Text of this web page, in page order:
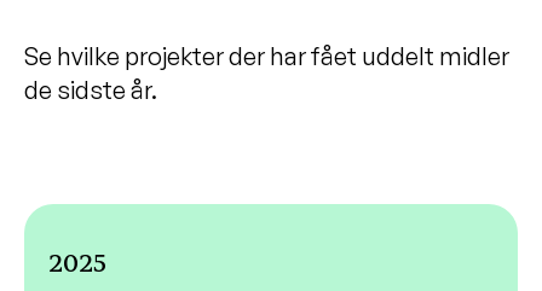
Team Rynkeby støtter
Børnelungefonden
Se hvilke projekter der har fået uddelt midler
de sidste år.
2025